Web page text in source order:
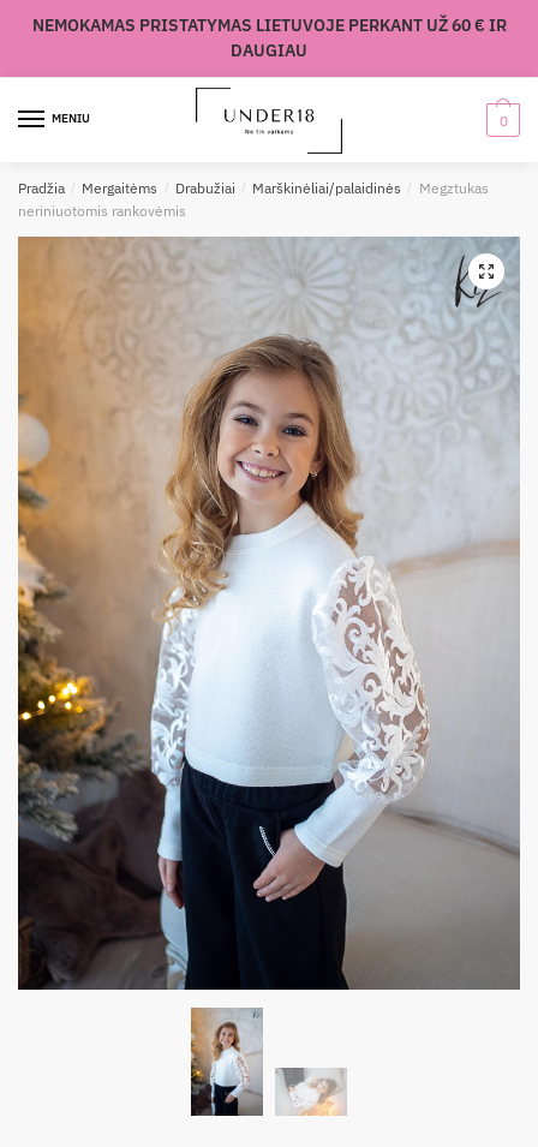
NEMOKAMAS PRISTATYMAS LIETUVOJE PERKANT UŽ 60 € IR
DAUGIAU
MENIU 0
Pradžia / Mergaitėms / Drabužiai / Marškinėliai/palaidinės /
Megztukas
neriniuotomis rankovėmis
🔍